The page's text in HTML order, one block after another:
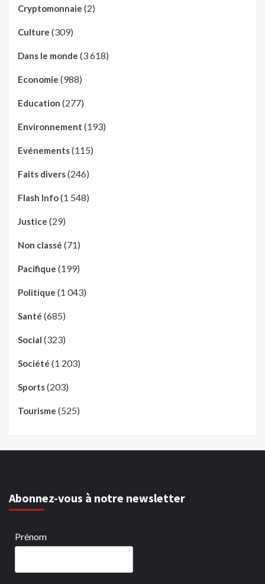
Cryptomonnaie (2)
Culture (309)
Dans le monde (3 618)
Economie (988)
Education (277)
Environnement (193)
Evénements(115)
Faits divers(246)
Flash Info(1 548)
Justice (29)
Non classé (71)
Pacifique (199)
Politique (1 043)
Santé (685)
Social (323)
Société (1 203)
Sports(203)
Tourisme (525)
Abonnez-vous à notre newsletter
Prénom